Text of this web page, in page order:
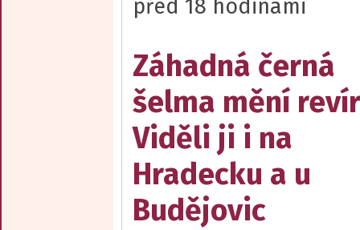
před 18 hodinami
Záhadná černá
šelma mění
Viděli ji i na
Hradecku a u
Budějovic